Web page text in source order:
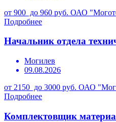
от 900 до 960 руб. ОАО
Подробнее
Начальник отдела
Могилев
09.08.2026
от 2150 до 3000 руб. ОАО
Подробнее
Комплектовщик